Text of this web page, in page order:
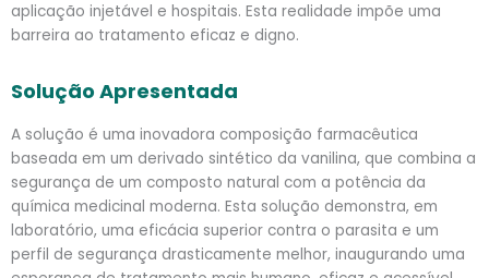
aplicação injetável e hospitais. Esta realidade impõe uma
barreira ao tratamento eficaz e digno.
Solução Apresentada
A solução é uma inovadora composição farmacêutica
baseada em um derivado sintético da vanilina, que combina a
segurança de um composto natural com a potência da
química medicinal moderna. Esta solução demonstra, em
laboratório, uma eficácia superior contra o parasita e um
perfil de segurança drasticamente melhor, inaugurando uma